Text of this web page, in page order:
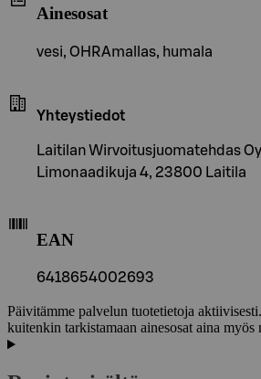
Ainesosat
vesi, OHRAmallas, humala
Yhteystiedot
Laitilan Wirvoitusjuomatehdas Oy
Limonaadikuja 4, 23800 Laitila
EAN
6418654002693
Päivitämme palvelun tuotetietoja
kuitenkin tarkistamaan ainesosat aina myös